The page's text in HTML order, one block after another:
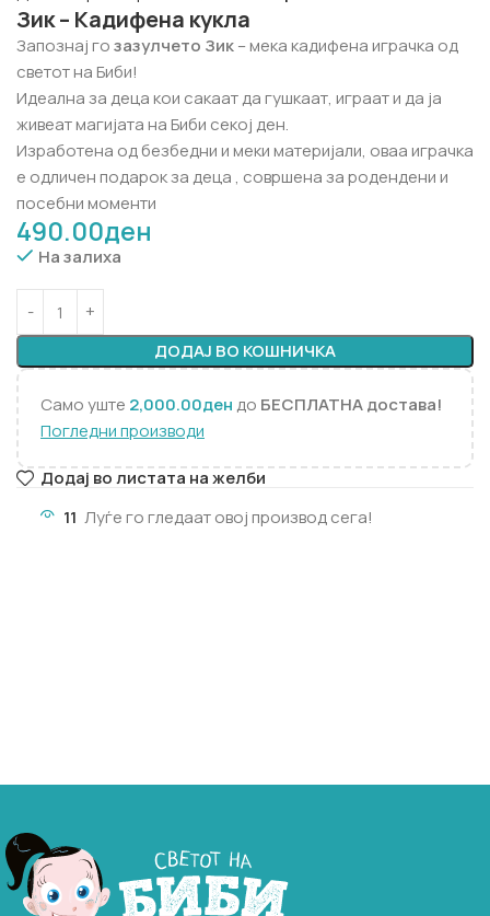
Зик – Кадифена кукла
Запознај гозазулчето Зик– мека кадифена играчка од
светот на Биби!
Идеална за деца кои сакаат да гушкаат, играат и да ја
живеат магијата на Биби секој ден.
Изработена од безбедни и меки материјали, оваа играчка
е одличен подарок за деца , совршена за родендени и
посебни моменти
490.00ден
На залиха
ДОДАЈ ВО КОШНИЧКА
Само уште 2,000.00дендо БЕСПЛАТНА достава!
Погледни производи
Додај во листата на желби
11 Луѓе го гледаат овој производ сега!